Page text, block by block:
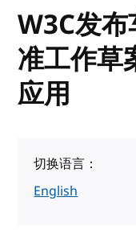
W3C发
准工作草
应用
切换语言：
English